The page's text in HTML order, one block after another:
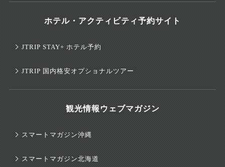
ホテル・アクティビティ予約サイト
JTRIP STAY+ ホテル予約
JTRIP 国内格安オプショナルツアー
観光情報ウェブマガジン
スマートマガジン沖縄
スマートマガジン北海道